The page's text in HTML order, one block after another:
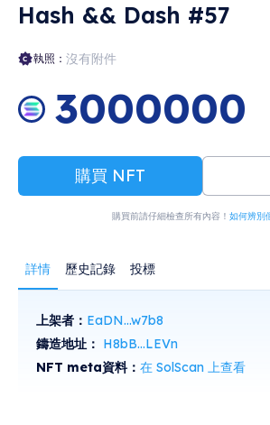
Hash && Dash #57
執照： 沒有附件
3000000
購買 NFT
購買前請仔細檢查所有內容！ 如何辨別
詳情 歷史記錄 投標
上架者： EaDN...w7b8
鑄造地址： H8bB...LEVn
NFT meta資料： 在 SolScan 上查看